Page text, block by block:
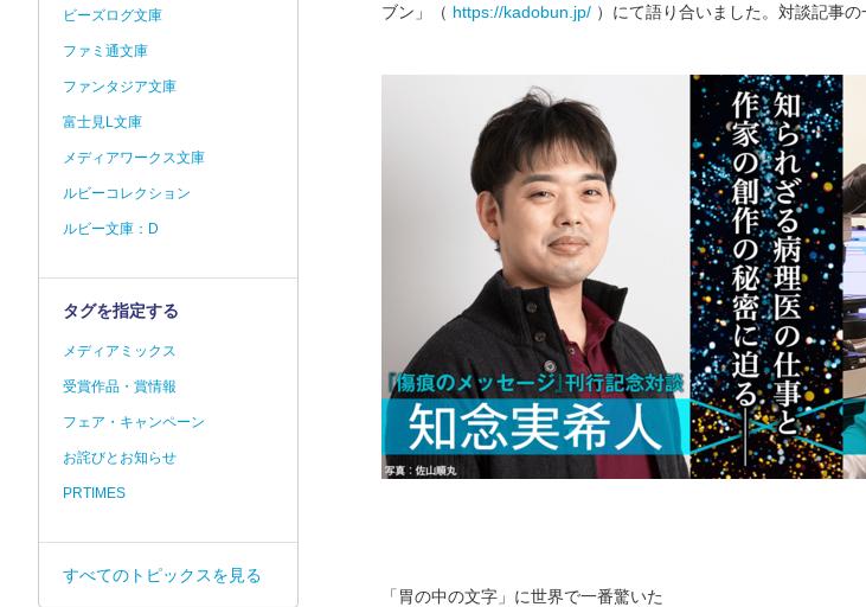
ブン」（ https://kadobun.jp/ ）にて語り合いました。対談記事の
「胃の中の文字」に世界で一番驚いた
ビーズログ文庫
ファミ通文庫
ファンタジア文庫
富士見L文庫
メディアワークス文庫
ルビーコレクション
ルビー文庫：D
タグを指定する
メディアミックス
受賞作品・賞情報
フェア・キャンペーン
お詫びとお知らせ
PRTIMES
すべてのトピックスを見る